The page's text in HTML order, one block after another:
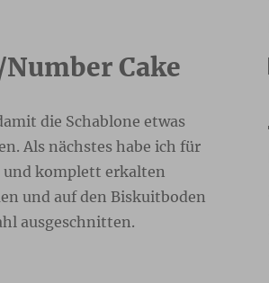
Cake
die Schablone etwas
Als nächstes habe ich für
und komplett erkalten
und auf den Biskuitboden
ausgeschnitten.